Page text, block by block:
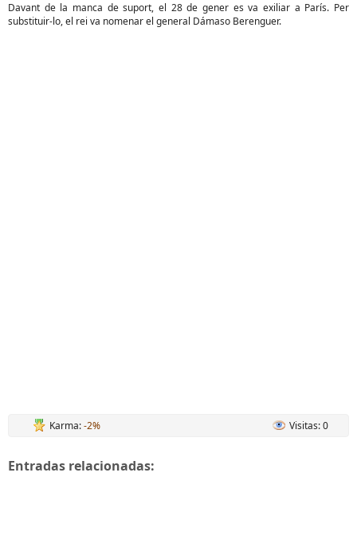
Davant de la manca de suport, el 28 de gener es va exiliar a París. Per
substituir-lo, el rei va nomenar el general Dámaso Berenguer.
Karma:-2% Visitas: 0
Entradas relacionadas: